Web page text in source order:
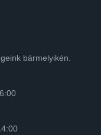
bármelyikén.